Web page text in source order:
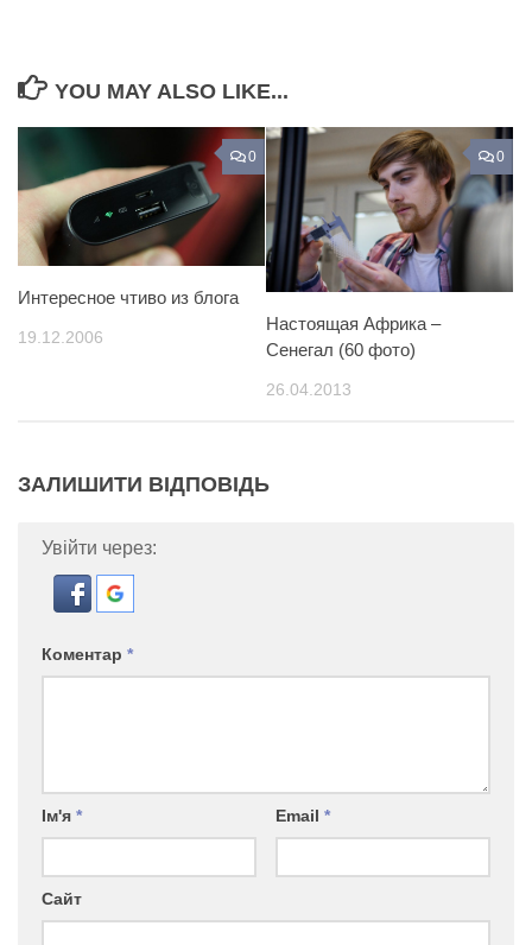
YOU MAY ALSO LIKE...
0
Интересное чтиво из блога
19.12.2006
0
Настоящая Африка –
Сенегал (60 фото)
26.04.2013
ЗАЛИШИТИ ВІДПОВІДЬ
Увійти через:
Коментар *
Ім'я * Email *
Сайт